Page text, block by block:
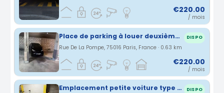
€220.00
/ mois
Place de parking à louer deuxième sous-sol pour voiture citadine DISPO
Rue De La Pompe, 75016 Paris, France · 0.63 km
€220.00
/ mois
Emplacement petite voiture type smart DISPO